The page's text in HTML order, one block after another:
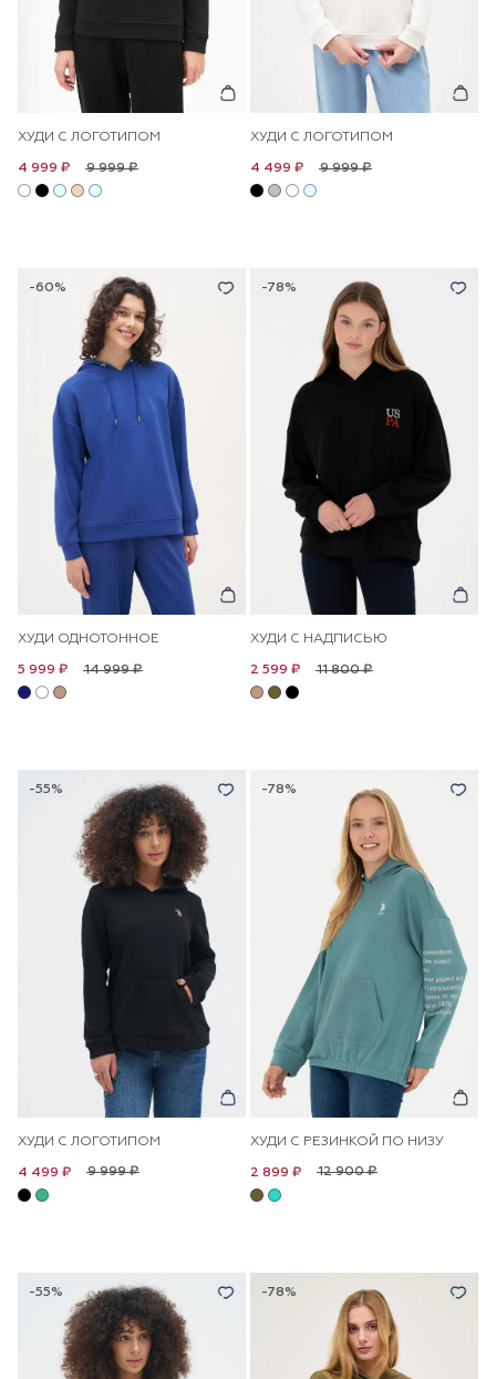
ХУДИ С ЛОГОТИПОМ
9 999 ₽
4 999 ₽
ХУДИ С ЛОГОТИПОМ
9 999 ₽
4 499 ₽
-60%
ХУДИ ОДНОТОННОЕ
14 999 ₽
5 999 ₽
-78%
ХУДИ С НАДПИСЬЮ
11 800 ₽
2 599 ₽
-55%
ХУДИ С ЛОГОТИПОМ
9 999 ₽
4 499 ₽
-78%
ХУДИ С РЕЗИНКОЙ ПО НИЗУ
12 900 ₽
2 899 ₽
-55% -78%